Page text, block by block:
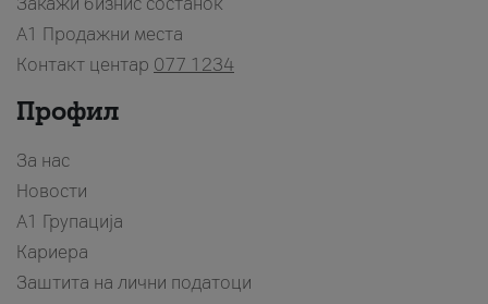
A1 Продажни места
Контакт центар 077 1234
Профил
За нас
Новости
А1 Групација
Кариера
Заштита на лични податоци